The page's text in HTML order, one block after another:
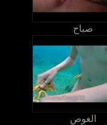
صباح
الغوص